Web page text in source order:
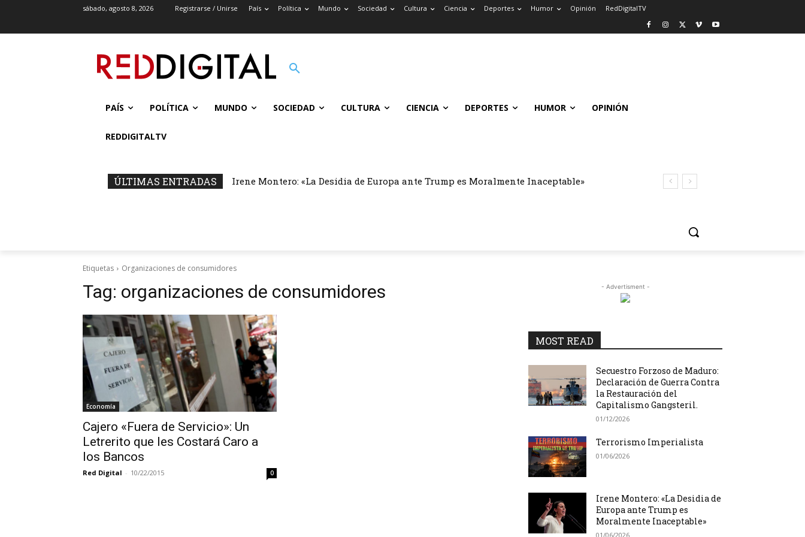
sábado, agosto 8, 2026 Registrarse / Unirse País Política Mundo Sociedad Cultura Ciencia Deportes Humor Opinión RedDigitalTV
PAÍS POLÍTICA MUNDO SOCIEDAD CULTURA CIENCIA DEPORTES HUMOR OPINIÓN
REDDIGITALTV
ÚLTIMAS ENTRADAS Irene Montero: «La Desidia de Europa ante Trump es Moralmente Inaceptable»
Etiquetas Organizaciones de consumidores
Tag: organizaciones de consumidores
Economía
Cajero «Fuera de Servicio»: Un
Letrerito que les Costará Caro a
los Bancos
Red Digital - 10/22/2015 0
- Advertisment -
MOST READ
Secuestro Forzoso de Maduro:
Declaración de Guerra Contra
la Restauración del
Capitalismo Gangsteril.
01/12/2026
Terrorismo Imperialista
01/06/2026
Irene Montero: «La Desidia de
Europa ante Trump es
Moralmente Inaceptable»
01/06/2026